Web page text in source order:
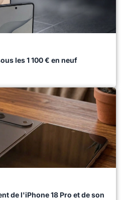
les 1 100 € en neuf
de l'iPhone 18 Pro et de son